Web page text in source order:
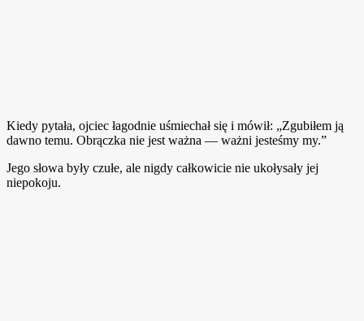
Kiedy pytała, ojciec łagodnie uśmiechał się i mówił: „Zgubiłem ją
dawno temu. Obrączka nie jest ważna — ważni jesteśmy my.”
Jego słowa były czułe, ale nigdy całkowicie nie ukołysały jej
niepokoju.